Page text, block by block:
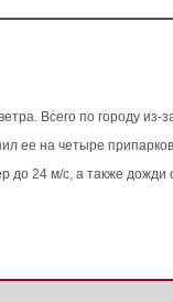
Всего по городу
ее на четыре
до 24 м/с, а также дожди